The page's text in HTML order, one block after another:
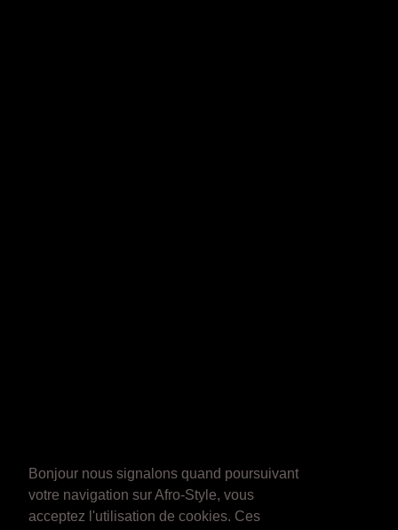
Bonjour nous signalons quand poursuivant
votre navigation sur Afro-Style, vous
acceptez l'utilisation de cookies. Ces